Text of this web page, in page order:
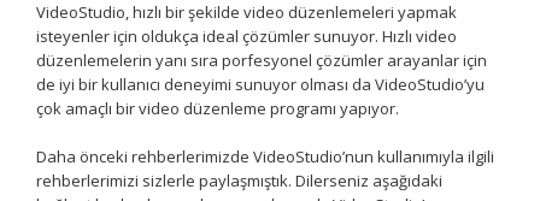
VideoStudio, hızlı bir şekilde video düzenlemeleri yapmak
isteyenler için oldukça ideal çözümler sunuyor. Hızlı video
düzenlemelerin yanı sıra porfesyonel çözümler arayanlar için
de iyi bir kullanıcı deneyimi sunuyor olması da VideoStudio’yu
çok amaçlı bir video düzenleme programı yapıyor.
Daha önceki rehberlerimizde VideoStudio’nun kullanımıyla ilgili
rehberlerimizi sizlerle paylaşmıştık. Dilerseniz aşağıdaki